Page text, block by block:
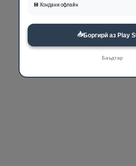
💾 Хондани офлайн
📥Боргирӣ аз Play
Баъдтар